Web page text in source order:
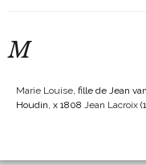
M
Marie Louise, fille de Jean
Houdin, x 1808 Jean Lacroix